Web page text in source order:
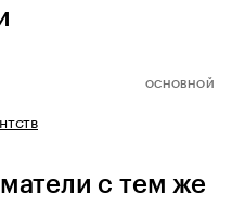
ОСНОВНОЙ
с тем же